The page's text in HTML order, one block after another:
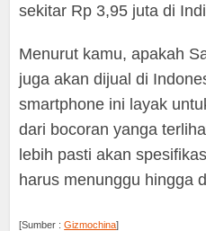
sekitar Rp 3,95 juta di
Menurut kamu, apakah
juga akan dijual di
smartphone ini layak
dari bocoran yanga
lebih pasti akan
harus menunggu hingga
[Sumber :Gizmochina]